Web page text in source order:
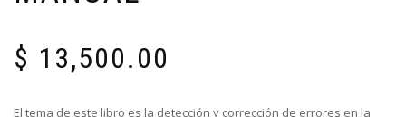
$ 13,500.00
El tema de este libro es la detección y corrección de errores en la